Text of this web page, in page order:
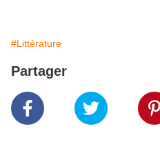
#Littérature
Partager